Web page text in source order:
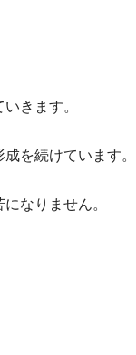
きます。
を続けています。
なりません。